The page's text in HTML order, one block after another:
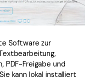
Software zur
PDF-Freigabe und
kann lokal installiert